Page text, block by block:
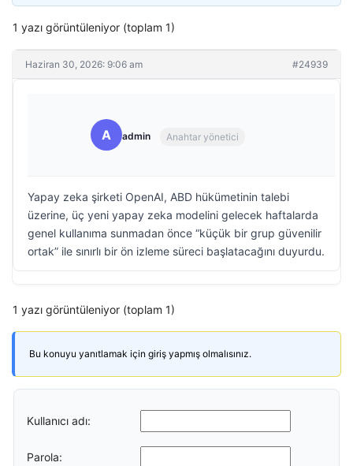
1 yazı görüntüleniyor (toplam 1)
Haziran 30, 2026: 9:06 am #24939
A admin Anahtar yönetici
Yapay zeka şirketi OpenAI, ABD hükümetinin talebi
üzerine, üç yeni yapay zeka modelini gelecek haftalarda
genel kullanıma sunmadan önce “küçük bir grup güvenilir
ortak” ile sınırlı bir ön izleme süreci başlatacağını duyurdu.
1 yazı görüntüleniyor (toplam 1)
Bu konuyu yanıtlamak için giriş yapmış olmalısınız.
Kullanıcı adı:
Parola: